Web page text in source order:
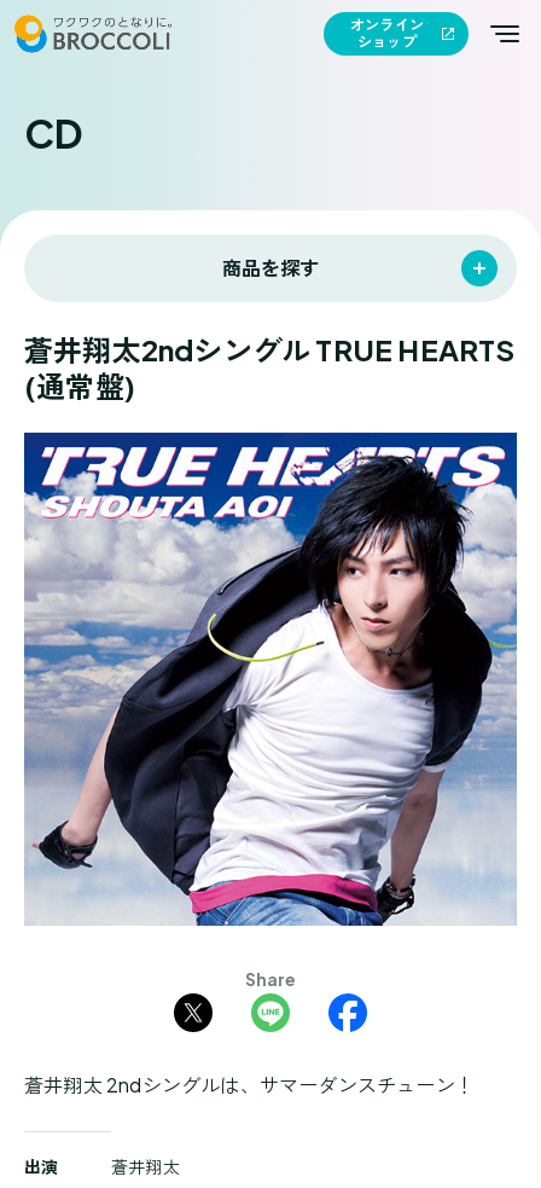
オンライン
ショップ
CD
商品を探す
蒼井翔太2ndシングル TRUE HEARTS
(通常盤)
Share
蒼井翔太 2ndシングルは、サマーダンスチューン！
品
出演 蒼井翔太